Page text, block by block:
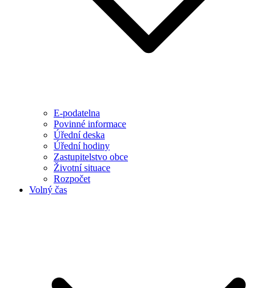
E-podatelna
Povinné informace
Úřední deska
Úřední hodiny
Zastupitelstvo obce
Životní situace
Rozpočet
Volný čas